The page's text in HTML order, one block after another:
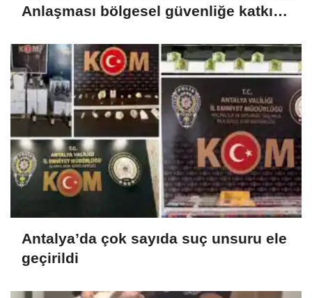
Anlaşması bölgesel güvenliğe katkı
Antalya’da çok sayıda suç unsuru ele
geçirildi